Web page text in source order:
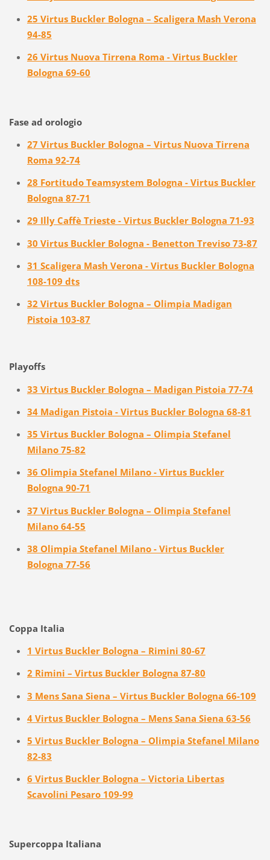
25 Virtus Buckler Bologna – Scaligera Mash Verona
94-85
26 Virtus Nuova Tirrena Roma - Virtus Buckler
Bologna 69-60
Fase ad orologio
27 Virtus Buckler Bologna – Virtus Nuova Tirrena
Roma 92-74
28 Fortitudo Teamsystem Bologna - Virtus Buckler
Bologna 87-71
29 Illy Caffè Trieste - Virtus Buckler Bologna 71-93
30 Virtus Buckler Bologna - Benetton Treviso 73-87
31 Scaligera Mash Verona - Virtus Buckler Bologna
108-109 dts
32 Virtus Buckler Bologna – Olimpia Madigan
Pistoia 103-87
Playoffs
33 Virtus Buckler Bologna – Madigan Pistoia 77-74
34 Madigan Pistoia - Virtus Buckler Bologna 68-81
35 Virtus Buckler Bologna – Olimpia Stefanel
Milano 75-82
36 Olimpia Stefanel Milano - Virtus Buckler
Bologna 90-71
37 Virtus Buckler Bologna – Olimpia Stefanel
Milano 64-55
38 Olimpia Stefanel Milano - Virtus Buckler
Bologna 77-56
Coppa Italia
1 Virtus Buckler Bologna – Rimini 80-67
2 Rimini – Virtus Buckler Bologna 87-80
3 Mens Sana Siena – Virtus Buckler Bologna 66-109
4 Virtus Buckler Bologna – Mens Sana Siena 63-56
5 Virtus Buckler Bologna – Olimpia Stefanel Milano
82-83
6 Virtus Buckler Bologna – Victoria Libertas
Scavolini Pesaro 109-99
Supercoppa Italiana